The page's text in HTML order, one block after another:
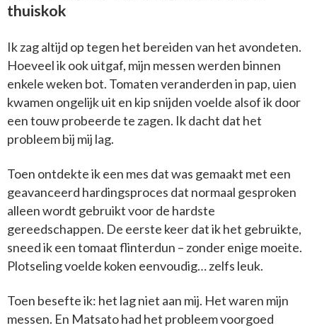
thuiskok
Ik zag altijd op tegen het bereiden van het avondeten.
Hoeveel ik ook uitgaf, mijn messen werden binnen
enkele weken bot. Tomaten veranderden in pap, uien
kwamen ongelijk uit en kip snijden voelde alsof ik door
een touw probeerde te zagen. Ik dacht dat het
probleem bij mij lag.
Toen ontdekte ik een mes dat was gemaakt met een
geavanceerd hardingsproces dat normaal gesproken
alleen wordt gebruikt voor de hardste
gereedschappen. De eerste keer dat ik het gebruikte,
sneed ik een tomaat flinterdun – zonder enige moeite.
Plotseling voelde koken eenvoudig… zelfs leuk.
Toen besefte ik: het lag niet aan mij. Het waren mijn
messen. En Matsato had het probleem voorgoed